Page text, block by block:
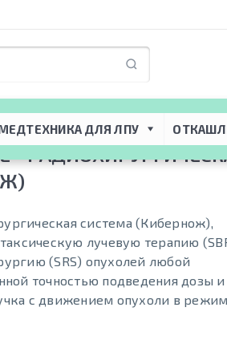
ДЛЯ ЛПУ
-
система (Кибернож),
лучевую терапию
(SRS) опухолей любой
точностью подведения дозы и
с движением опухоли в